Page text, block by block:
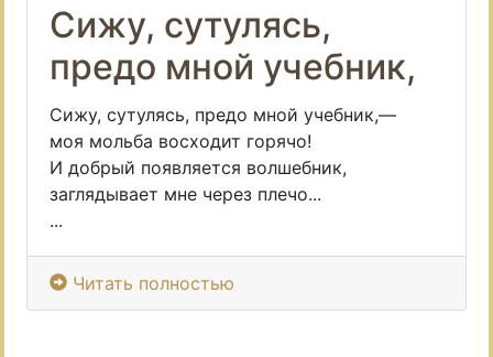
Сижу, сутулясь,
предо мной учебник,
Сижу, сутулясь, предо мной учебник,—
моя мольба восходит горячо!
И добрый появляется волшебник,
заглядывает мне через плечо...
...
Читать полностью